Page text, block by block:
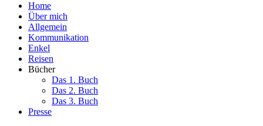
Home
Über mich
Allgemein
Kommunikation
Enkel
Reisen
Bücher
Das 1. Buch
Das 2. Buch
Das 3. Buch
Presse